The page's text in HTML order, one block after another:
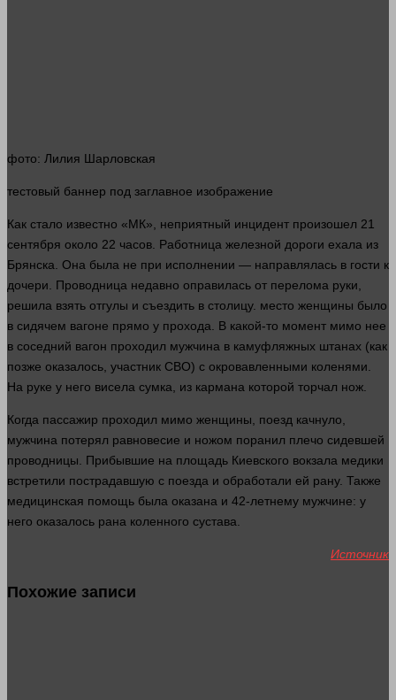
фото: Лилия Шарловская
тестовый баннер под заглавное изображение
Как стало известно «МК», неприятный инцидент произошел 21
сентября около 22 часов. Работница железной дороги ехала из
Брянска. Она была не при исполнении — направлялась в гости к
дочери. Проводница недавно оправилась от перелома руки
решила взять отгулы и съездить в столицу. место женщины было
в сидячем вагоне прямо у прохода. В какой-то момент мимо нее
в соседний вагон проходил мужчина в камуфляжных штанах (как
позже оказалось, участник СВО) с окровавленными коленями.
На руке у него висела сумка, из кармана которой торчал нож.
Когда пассажир проходил мимо женщины, поезд качнуло,
мужчина потерял равновесие и ножом поранил плечо сидевшей
проводницы. Прибывшие на площадь Киевского вокзала медики
встретили пострадавшую с поезда и обработали ей рану. Также
медицинская помощь была оказана и 42-летнему мужчине: у
него оказалось рана коленного сустава.
Источник
Похожие записи